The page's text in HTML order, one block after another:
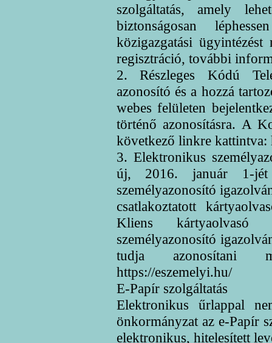
szolgáltatás, amely
biztonságosan
közigazgatási
regisztráció, további
2. Részleges Kódú
azonosító és a hozzá
webes felületen
történő azonosításra. A
következő linkre kattintva:
3. Elektronikus
új, 2016. január 1-jét
személyazonosító
csatlakoztatott
Kliens
személyazonosító
tudja azonosítani
https://eszemelyi.hu/
E-Papír szolgáltatás
Elektronikus űrlappal
önkormányzat az e-Papír
elektronikus, hitelesített